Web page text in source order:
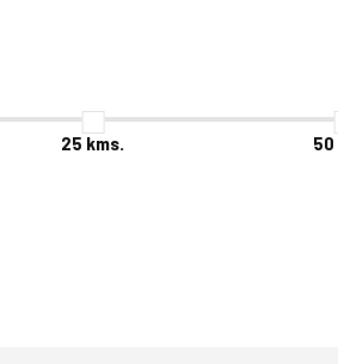
25 kms. 50